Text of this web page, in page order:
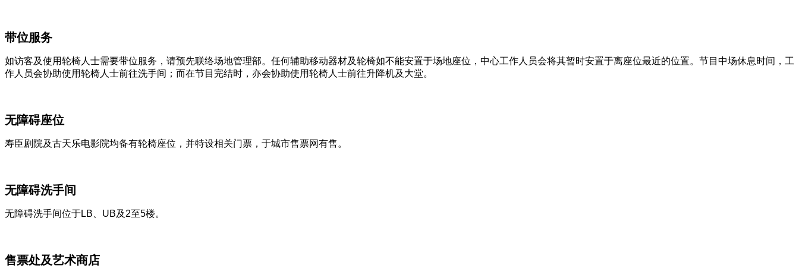
带位服务
如访客及使用轮椅人士需要带位服务，请预先联络场地管理部。任何辅助移动器材及轮椅如不能安置于场地座位，中心工作人员会将其暂时安置于离座位最近的位置。节目中场休息时间，工
作人员会协助使用轮椅人士前往洗手间；而在节目完结时，亦会协助使用轮椅人士前往升降机及大堂。
无障碍座位
寿臣剧院及古天乐电影院均备有轮椅座位，并特设相关门票，于城市售票网有售。
无障碍洗手间
无障碍洗手间位于LB、 UB及2至5楼。
售票处及艺术商店